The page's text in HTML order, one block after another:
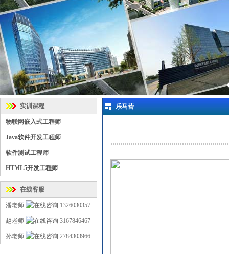
实训课程
物联网嵌入式工程师
Java软件开发工程师
软件测试工程师
HTML5开发工程师
在线客服
潘老师 1326030357
赵老师 3167846467
孙老师 2784303966
乐马营